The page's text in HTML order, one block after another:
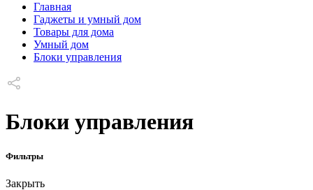
Главная
Гаджеты и умный дом
Товары для дома
Умный дом
Блоки управления
Блоки управления
Фильтры
Закрыть